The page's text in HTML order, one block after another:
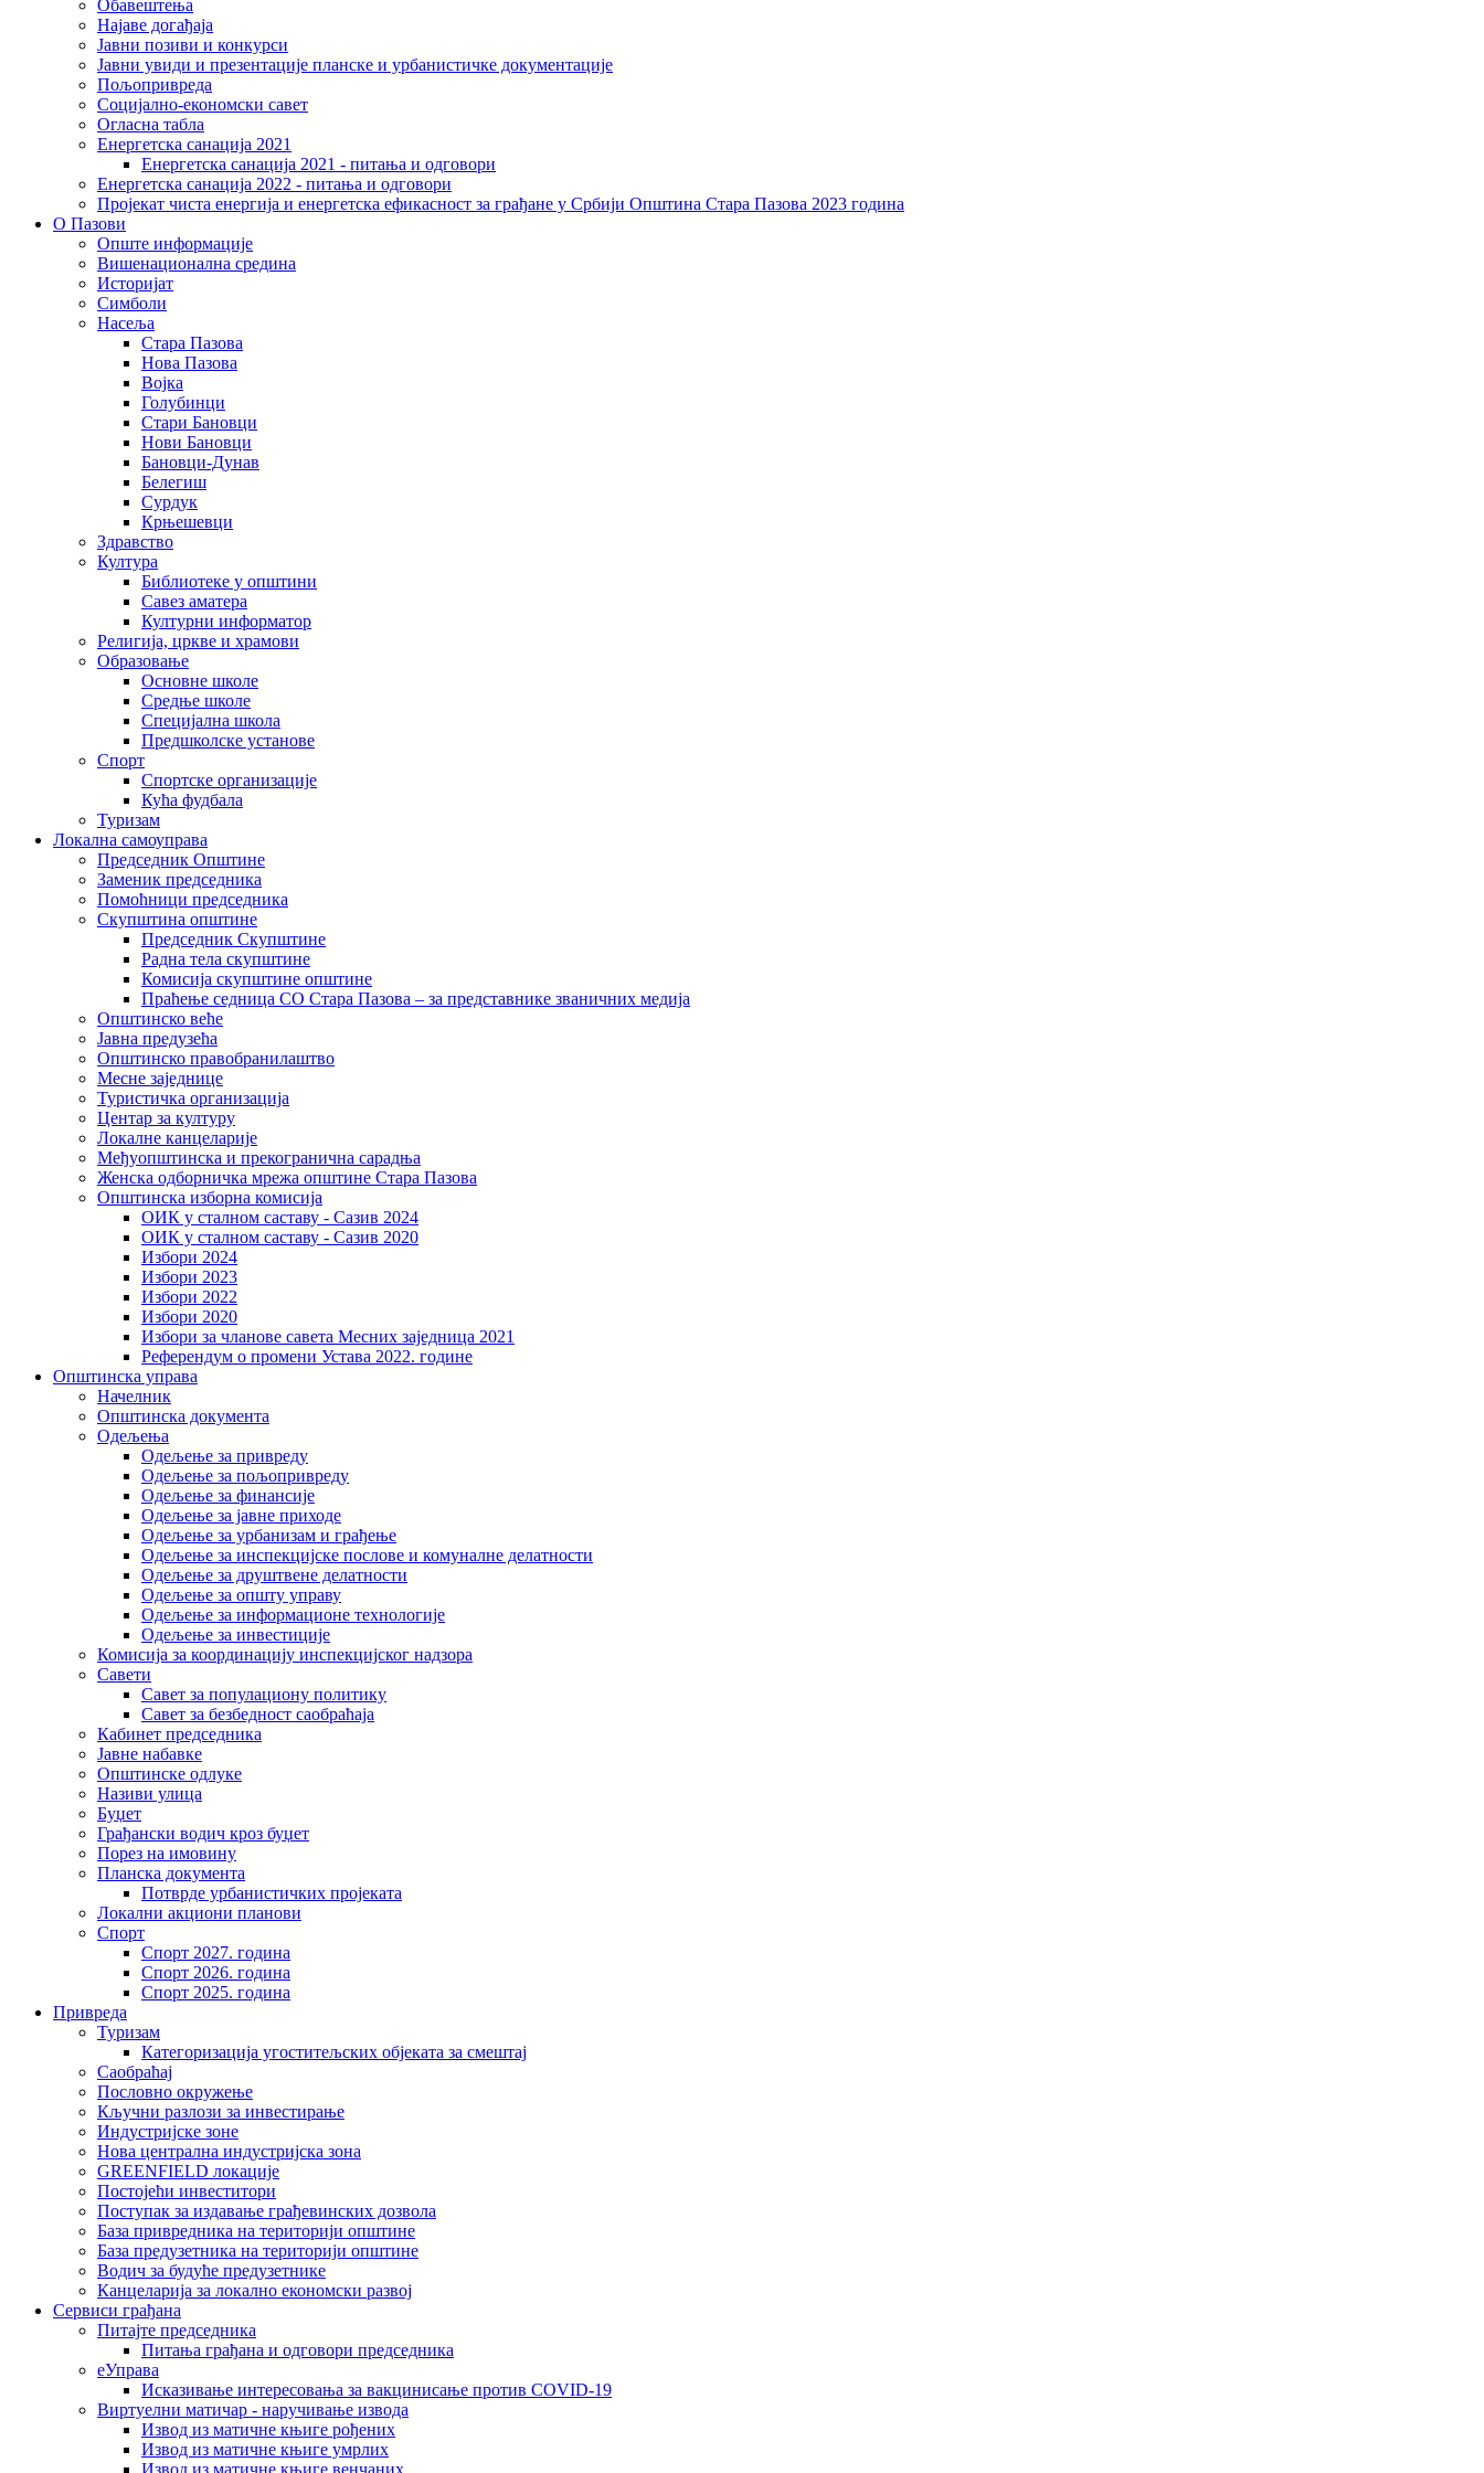
Обавештења
Најаве догађаја
Јавни позиви и конкурси
Јавни увиди и презентације планске и урбанистичке документације
Пољопривреда
Социјално-економски сaвет
Огласна табла
Енергетска санација 2021
Енергетска санација 2021 - питања и одговори
Енергетска санација 2022 - питања и одговори
Пројекат чиста енергија и енергетска ефикасност за грађане у Србији Општина Стара Пазова 2023 година
О Пазови
Опште информације
Вишенационална средина
Историјат
Симболи
Насеља
Стара Пазова
Нова Пазова
Војка
Голубинци
Стари Бановци
Нови Бановци
Бановци-Дунав
Белегиш
Сурдук
Крњешевци
Здравство
Култура
Библиотеке у општини
Савез аматера
Културни информатор
Религија, цркве и храмови
Образовање
Основне школе
Средње школе
Специјална школа
Предшколске установе
Спорт
Спортске организације
Кућа фудбала
Туризам
Локална самоуправа
Председник Општине
Заменик председника
Помоћници председника
Скупштина општине
Председник Скупштине
Радна тела скупштине
Комисија скупштине општине
Праћење седница СО Стара Пазова – за представнике званичних медија
Општинско веће
Јавна предузећа
Општинско правобранилаштво
Месне заједнице
Туристичка организација
Центaр за културу
Локалне канцеларије
Међуопштинска и прекогранична сарадња
Женска одборничка мрежа општине Стара Пазова
Општинска изборна комисија
ОИК у сталном саставу - Сазив 2024
ОИК у сталном саставу - Сазив 2020
Избори 2024
Избори 2023
Избори 2022
Избори 2020
Избори за чланове савета Месних заједница 2021
Референдум о промени Устава 2022. године
Општинска управа
Начелник
Општинска документа
Одељења
Одељење за привреду
Одељење за пољопривреду
Одељење за финансије
Одељење за јавне приходе
Одељење за урбанизам и грађење
Одељење за инспекцијске послове и комуналне делатности
Одељење за друштвене делатности
Одељење за општу управу
Одељење за информационе технологије
Одељење за инвестиције
Комисија за координацију инспекцијског надзора
Савети
Савет за популациону политику
Савет за безбедност саобраћаја
Кабинет председника
Јавне набавке
Општинске одлуке
Називи улица
Буџет
Грађански водич кроз буџет
Порез на имовину
Планска документа
Потврде урбанистичких пројеката
Локални акциони планови
Спорт
Спорт 2027. година
Спорт 2026. година
Спорт 2025. година
Привреда
Туризам
Категоризација угоститељских објеката за смештај
Саобраћај
Пословно окружење
Кључни разлози за инвестирање
Индустријске зоне
Нова централна индустријска зона
GREENFIELD локације
Постојећи инвеститори
Поступак за издавање грађевинских дозвола
База привредника на територији општине
База предузетника на територији општине
Водич за будуће предузетнике
Канцеларија за локално економски развој
Сервиси грађана
Питајте председника
Питања грађана и одговори председника
еУправа
Исказивање интересовања за вакцинисање против COVID-19
Виртуелни матичар - наручивање извода
Извод из матичне књиге рођених
Извод из матичне књиге умрлих
Извод из матичне књиге венчаних